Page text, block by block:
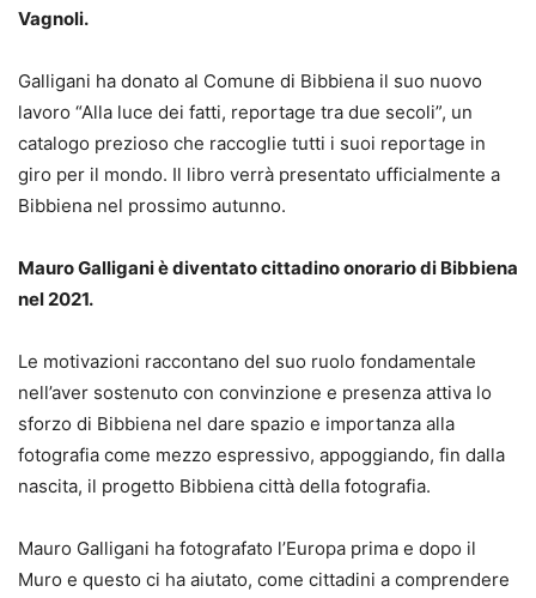
Vagnoli.
Galligani ha donato al Comune di Bibbiena il suo nuovo
lavoro “Alla luce dei fatti, reportage tra due secoli”, un
catalogo prezioso che raccoglie tutti i suoi reportage in
giro per il mondo. Il libro verrà presentato ufficialmente a
Bibbiena nel prossimo autunno.
Mauro Galligani è diventato cittadino onorario di Bibbiena
nel 2021.
Le motivazioni raccontano del suo ruolo fondamentale
nell’aver sostenuto con convinzione e presenza attiva lo
sforzo di Bibbiena nel dare spazio e importanza alla
fotografia come mezzo espressivo, appoggiando, fin dalla
nascita, il progetto Bibbiena città della fotografia.
Mauro Galligani ha fotografato l’Europa prima e dopo il
Muro e questo ci ha aiutato, come cittadini a comprendere